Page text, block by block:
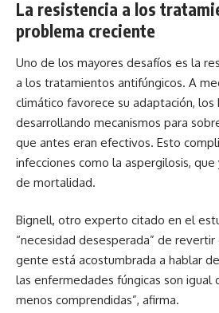
La resistencia a los
problema creciente
Uno de los mayores desafíos es la
a los tratamientos antifúngicos. A
climático favorece su adaptación, los
desarrollando mecanismos para
que antes eran efectivos. Esto
infecciones como la aspergilosis,
de mortalidad.
Bignell, otro experto citado en el
“necesidad desesperada” de revertir
gente está acostumbrada a hablar
las enfermedades fúngicas son igual
menos comprendidas”, afirma.